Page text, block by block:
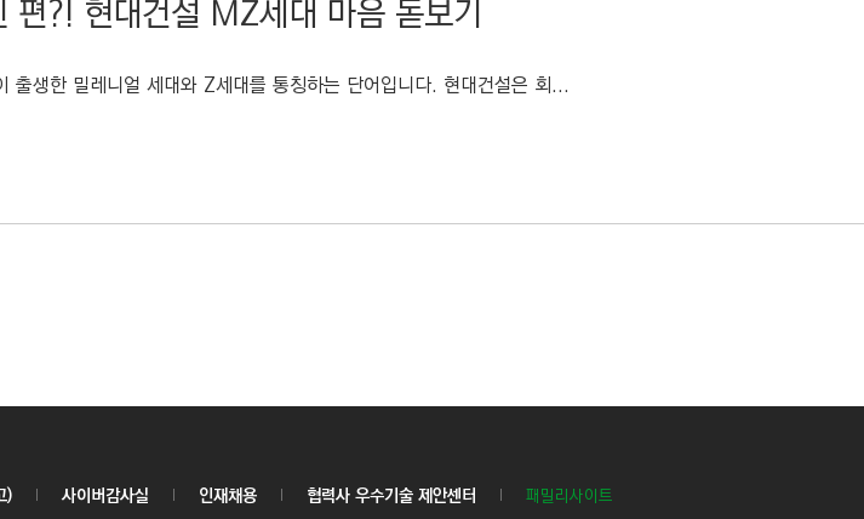
편?! 현대건설 MZ세대 마음 돋보기
생한 밀레니얼 세대와 Z세대를 통칭하는 단어입니다. 현대건설은 회...
) 사이버감사실 인재채용 협력사 우수기술 제안센터 패밀리사이트